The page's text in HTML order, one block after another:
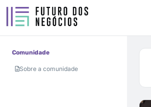
Comunidade
Sobre a comunidade